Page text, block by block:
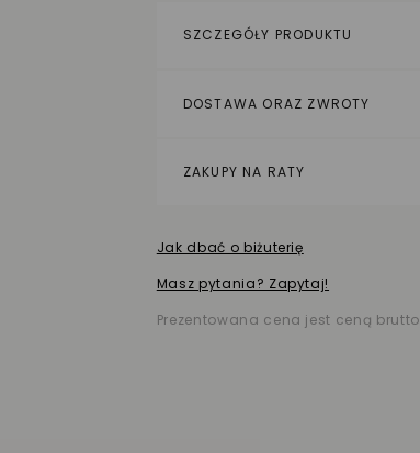
SZCZEGÓŁY PRODUKTU
DOSTAWA ORAZ ZWROTY
ZAKUPY NA RATY
Jak dbać o biżuterię
Masz pytania? Zapytaj!
Prezentowana cena jest ceną brutto